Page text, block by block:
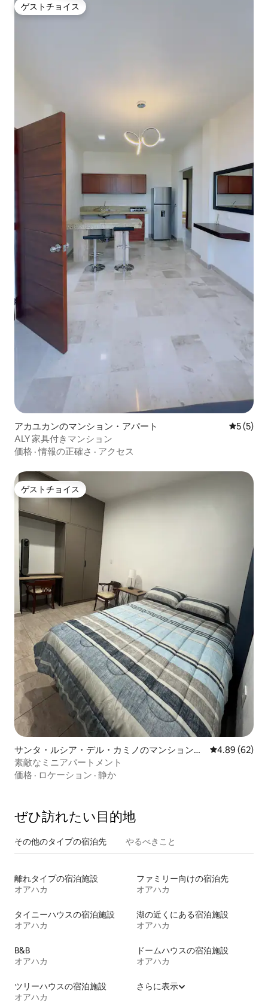
ゲストチョイス
ゲストチョイス
アカユカンのマンション・アパート レビュー
5 (5)
ALY 家具付きマンション
価格 ·情報の正確さ · アクセス
ゲストチョイス
ゲストチョイス
サンタ・ルシア・デル・カミノのマンション・
アパート
レビュー62
4.89 (62)
素敵なミニアパートメント
価格 · ロケーション · 静か
ぜひ訪⁠れ⁠た⁠い目⁠的⁠地
その他のタ⁠イ⁠プ⁠の宿⁠泊⁠先 やるべきこと
離れタイプの宿泊施設
オアハカ
ファミリー向けの宿泊先
オアハカ
タイニーハウスの宿泊施設
オアハカ
湖の近くにある宿泊施設
オアハカ
B&B
オアハカ
ドームハウスの宿泊施設
オアハカ
ツリーハウスの宿泊施設
オアハカ
さらに表示